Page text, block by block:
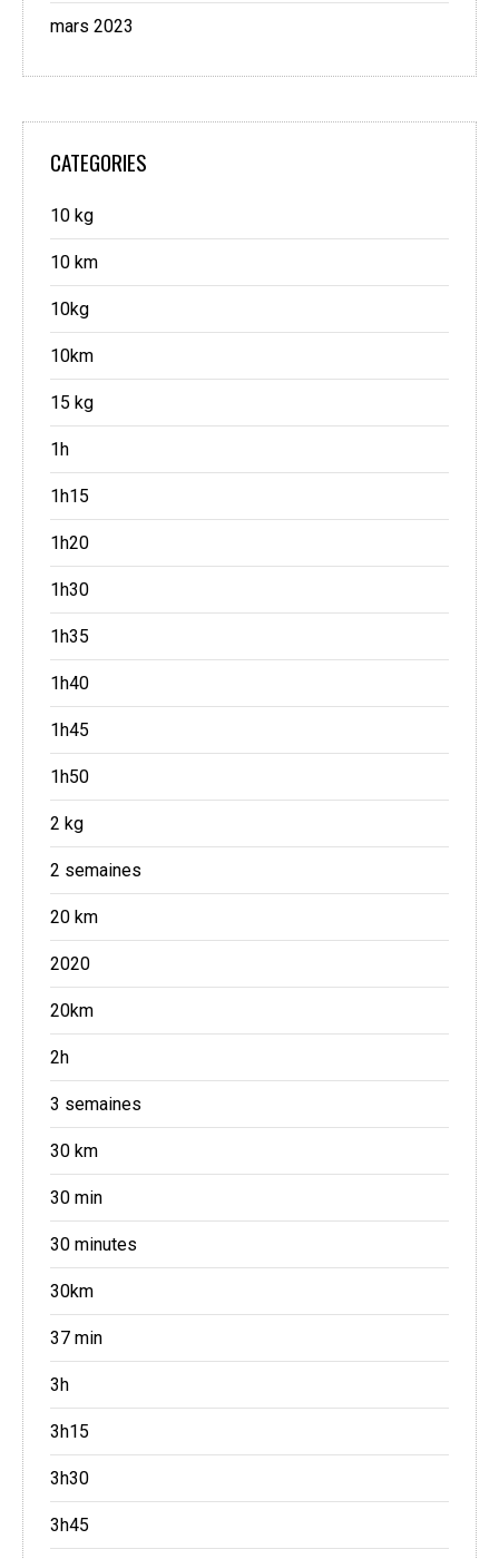
mars 2023
CATEGORIES
10 kg
10 km
10kg
10km
15 kg
1h
1h15
1h20
1h30
1h35
1h40
1h45
1h50
2 kg
2 semaines
20 km
2020
20km
2h
3 semaines
30 km
30 min
30 minutes
30km
37 min
3h
3h15
3h30
3h45